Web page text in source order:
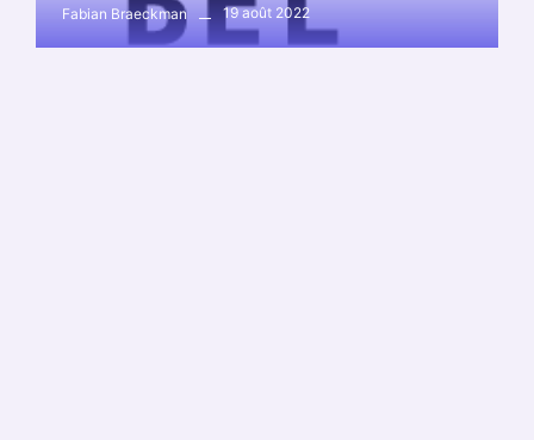
Fabian Braeckman 19 août 2022